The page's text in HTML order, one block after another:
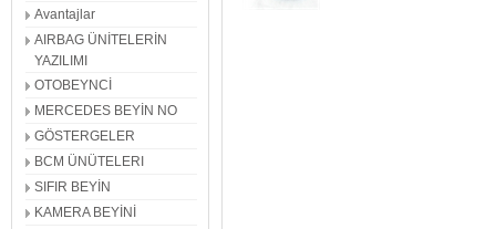
Avantajlar
AIRBAG ÜNİTELERİN
YAZILIMI
OTOBEYNCİ
MERCEDES BEYİN NO
GÖSTERGELER
BCM ÜNÜTELERI
SIFIR BEYİN
KAMERA BEYİNİ